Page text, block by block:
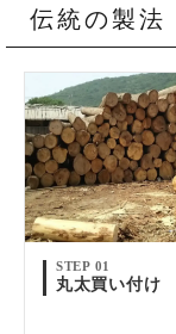
伝統の製法
STEP 01
丸太買い付け